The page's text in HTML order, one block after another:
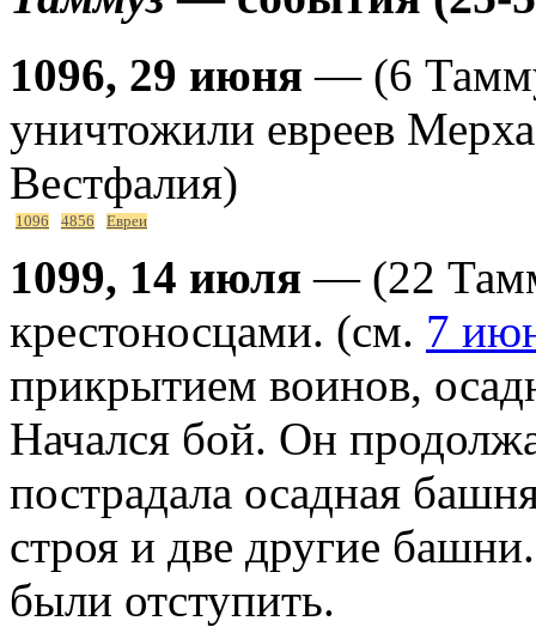
1096, 29 июня — (6
уничтожили евреев
Вестфалия)
1096 4856 Евреи
1099, 14 июля — (22
крестоносцами. (см. 7
прикрытием воинов,
Начался бой. Он
пострадала осадная
строя и две другие
были отступить.